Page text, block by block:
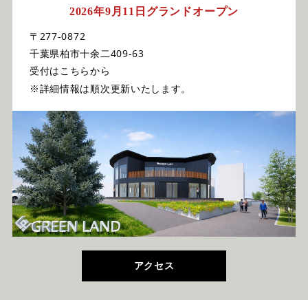
2026年9月11日グランドオープン
〒277-0872
千葉県柏市十余二409-63
受付はこちらから
※詳細情報は順次更新いたします。
アクセス